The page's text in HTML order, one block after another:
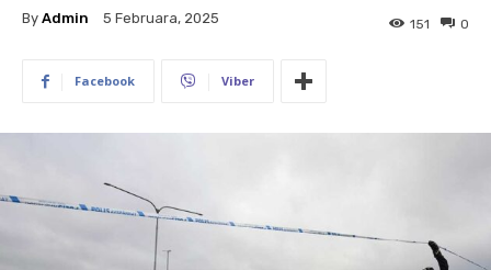
By Admin 5 Februara, 2025 0
151
Facebook Viber